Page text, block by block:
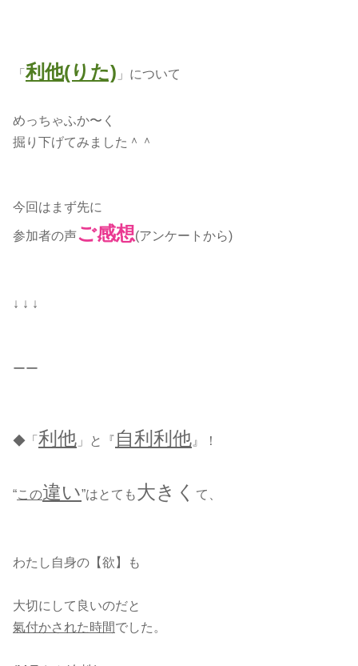
「利他(りた) 」について
めっちゃふか〜く
掘り下げてみました＾＾
今回はまず先に
参加者の声ご感想(アンケートから)
↓ ↓ ↓
ーー
◆「 利他 」と『 自利利他 』！
“この違い”はとても大きく て、
わたし自身の【欲】も
大切にして良いのだと
氣付かされた時間でした。